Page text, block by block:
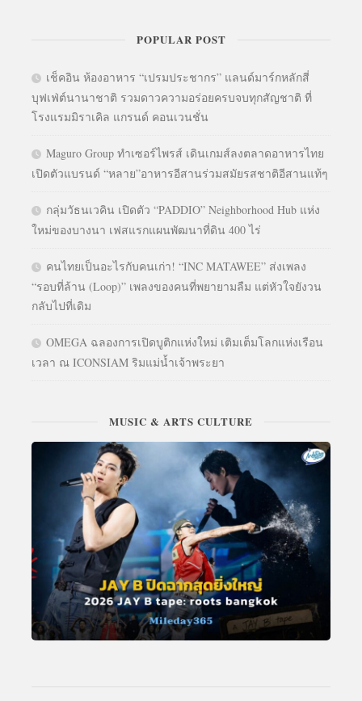
POPULAR POST
เช็คอิน ห้องอาหาร “เปรมประชากร” แลนด์มาร์กหลักสี่
บุฟเฟ่ต์นานาชาติ รวมดาวความอร่อยครบจบทุกสัญชาติ ที่
โรงแรมมิราเคิล แกรนด์ คอนเวนชั่น
Maguro Group ทำเซอร์ไพรส์ เดินเกมส์ลงตลาดอาหารไทย
เปิดตัวแบรนด์ “หลาย”อาหารอีสานร่วมสมัยรสชาติอีสานแท้ๆ
กลุ่มวัธนเวคิน เปิดตัว “PADDIO” Neighborhood Hub แห่ง
ใหม่ของบางนา เฟสแรกแผนพัฒนาที่ดิน 400 ไร่
คนไทยเป็นอะไรกับคนเก่า! “INC MATAWEE” ส่งเพลง
“รอบที่ล้าน (Loop)” เพลงของคนที่พยายามลืม แต่หัวใจยังวน
กลับไปที่เดิม
OMEGA ฉลองการเปิดบูติกแห่งใหม่ เติมเต็มโลกแห่งเรือน
เวลา ณ ICONSIAM ริมแม่น้ำเจ้าพระยา
MUSIC & ARTS CULTURE